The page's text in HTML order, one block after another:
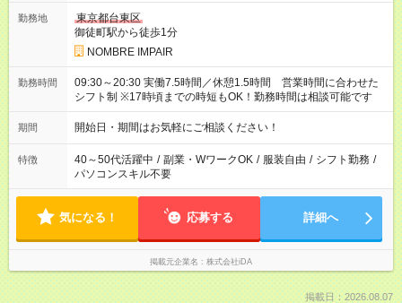
勤務地
東京都台東区
御徒町駅から徒歩1分
NOMBRE IMPAIR
勤務時間
09:30～20:30 実働7.5時間／休憩1.5時間 営業時間に合わせた
シフト制 ※17時頃までの時短もOK！勤務時間は相談可能です
期間 開始日・期間はお気軽にご相談ください！
特徴 40～50代活躍中 / 副業・WワークOK / 服装自由 / シフト勤務 /
パソコンスキル不要
気になる！ 応募する 詳細へ
掲載元企業名 株式会社iDA
掲載日：2026.08.07